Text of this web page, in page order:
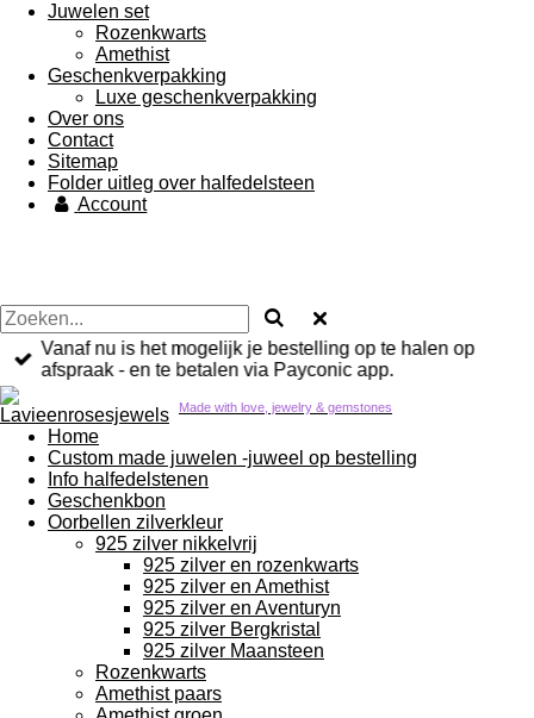
Juwelen set
Rozenkwarts
Amethist
Geschenkverpakking
Luxe geschenkverpakking
Over ons
Contact
Sitemap
Folder uitleg over halfedelsteen
Account
Vanaf nu is het mogelijk je bestelling op te halen op
afspraak - en te betalen via Payconic app.
Made with love, jewelry & gemstones
Home
Custom made juwelen -juweel op bestelling
Info halfedelstenen
Geschenkbon
Oorbellen zilverkleur
925 zilver nikkelvrij
925 zilver en rozenkwarts
925 zilver en Amethist
925 zilver en Aventuryn
925 zilver Bergkristal
925 zilver Maansteen
Rozenkwarts
Amethist paars